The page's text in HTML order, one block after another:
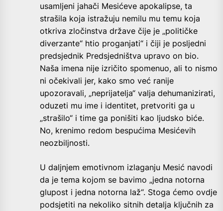
usamljeni jahači Mesićeve apokalipse, ta
strašila koja istražuju nemilu mu temu koja
otkriva zločinstva države čije je „političke
diverzante“ htio proganjati“ i čiji je posljedni
predsjednik Predsjedništva upravo on bio.
Naša imena nije izričito spomenuo, ali to nismo
ni očekivali jer, kako smo već ranije
upozoravali, „neprijatelja“ valja dehumanizirati,
oduzeti mu ime i identitet, pretvoriti ga u
„strašilo“ i time ga ponišiti kao ljudsko biće.
No, krenimo redom bespućima Mesićevih
neozbiljnosti.
U daljnjem emotivnom izlaganju Mesić navodi
da je tema kojom se bavimo „jedna notorna
glupost i jedna notorna laž“. Stoga ćemo ovdje
podsjetiti na nekoliko sitnih detalja ključnih za